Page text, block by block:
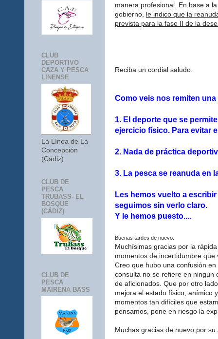
manera profesional. En base a
gobierno, le indico que la
prevista para la fase II de la
Reciba un cordial saludo.
Como veis nos remiten
1. El deporte que se
ejercicio físico. Para evitar
2. Nada de práctica
3. La pesca se reanuda en
Les hemos vuelto a
seguimos sin verlo claro.
Y le hemos puesto....
Buenas tardes de nuevo:
Muchísimas gracias por la
momentos de incertidumbre
Creo que hubo una confusión
consulta no se refiere en ningún
de aficionados. Que por otro
mejora el estado físico, anímico
momentos tan difíciles que
pensamos, pone en riesgo la
Muchas gracias de nuevo por su
CLUB
DEPORTIVO
CAZA Y PESCA
LINENSE
La Línea de La
Concepción
(Cádiz)
CLUB DE
PESCA
TRUBASS- EL
BOSQUE
(CÁDIZ)
CLUB DE
PESCA
MAIRENA BASS